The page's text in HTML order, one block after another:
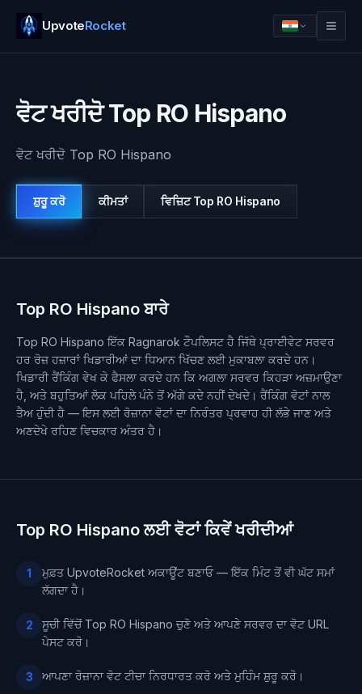
UpvoteRocket
ਵੋਟ ਖਰੀਦੋ Top RO Hispano
ਵੋਟ ਖਰੀਦੋ Top RO Hispano
ਸ਼ੁਰੂ ਕਰੋ ਕੀਮਤਾਂ ਵਿਜ਼ਿਟ Top RO Hispano
Top RO Hispano ਬਾਰੇ
Top RO Hispano ਇੱਕ Ragnarok ਟੌਪਲਿਸਟ ਹੈ ਜਿੱਥੇ ਪ੍ਰਾਈਵੇਟ ਸਰਵਰ
ਹਰ ਰੋਜ਼ ਹਜ਼ਾਰਾਂ ਖਿਡਾਰੀਆਂ ਦਾ ਧਿਆਨ ਖਿੱਚਣ ਲਈ ਮੁਕਾਬਲਾ ਕਰਦੇ ਹਨ।
ਖਿਡਾਰੀ ਰੈਂਕਿੰਗ ਵੇਖ ਕੇ ਫੈਸਲਾ ਕਰਦੇ ਹਨ ਕਿ ਅਗਲਾ ਸਰਵਰ ਕਿਹੜਾ ਅਜ਼ਮਾਉਣਾ
ਹੈ, ਅਤੇ ਬਹੁਤਿਆਂ ਲੋਕ ਪਹਿਲੇ ਪੰਨੇ ਤੋਂ ਅੱਗੇ ਕਦੇ ਨਹੀਂ ਦੇਖਦੇ। ਰੈਂਕਿੰਗ ਵੋਟਾਂ ਨਾਲ
ਤੈਅ ਹੁੰਦੀ ਹੈ — ਇਸ ਲਈ ਰੋਜ਼ਾਨਾ ਵੋਟਾਂ ਦਾ ਨਿਰੰਤਰ ਪ੍ਰਵਾਹ ਹੀ ਲੱਭੇ ਜਾਣ ਅਤੇ
ਅਣਦੇਖੇ ਰਹਿਣ ਵਿਚਕਾਰ ਅੰਤਰ ਹੈ।
Top RO Hispano ਲਈ ਵੋਟਾਂ ਕਿਵੇਂ ਖਰੀਦੀਆਂ
1
ਮੁਫ਼ਤ UpvoteRocket ਅਕਾਊਂਟ ਬਣਾਓ — ਇੱਕ ਮਿੰਟ ਤੋਂ ਵੀ ਘੱਟ ਸਮਾਂ
ਲੱਗਦਾ ਹੈ।
2
ਸੂਚੀ ਵਿੱਚੋਂ Top RO Hispano ਚੁਣੋ ਅਤੇ ਆਪਣੇ ਸਰਵਰ ਦਾ ਵੋਟ URL
ਪੇਸਟ ਕਰੋ।
3 ਆਪਣਾ ਰੋਜ਼ਾਨਾ ਵੋਟ ਟੀਚਾ ਨਿਰਧਾਰਤ ਕਰੋ ਅਤੇ ਮੁਹਿੰਮ ਸ਼ੁਰੂ ਕਰੋ।